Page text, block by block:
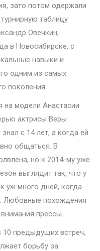
зато потом одержали
таблицу
Овечкин,
в Новосибирске, с
навыки и
одним из самых
поколения.
на модели Анастасии
актрисы Веры
с 14 лет, а когда ей
общаться. В
но к 2014-му уже
выглядит так, что у
уж много дней, когда
Любовные похождения
прессы.
10 предыдущих встреч,
борьбу за